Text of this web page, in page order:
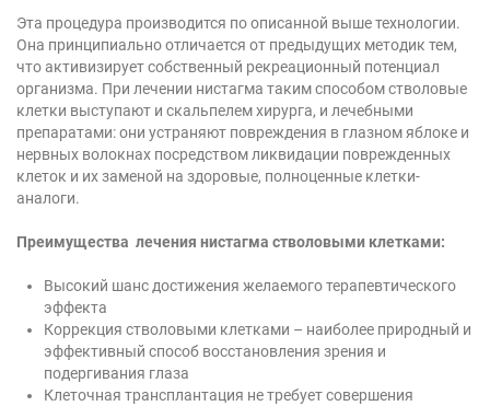
Эта процедура производится по описанной выше технологии.
Она принципиально отличается от предыдущих методик тем,
что активизирует собственный рекреационный потенциал
организма. При лечении нистагма таким способом стволовые
клетки выступают и скальпелем хирурга, и лечебными
препаратами: они устраняют повреждения в глазном яблоке и
нервных волокнах посредством ликвидации поврежденных
клеток и их заменой на здоровые, полноценные клетки-
аналоги.
Преимущества лечения нистагма стволовыми клетками:
Высокий шанс достижения желаемого терапевтического
эффекта
Коррекция стволовыми клетками – наиболее природный и
эффективный способ восстановления зрения и
подергивания глаза
Клеточная трансплантация не требует совершения